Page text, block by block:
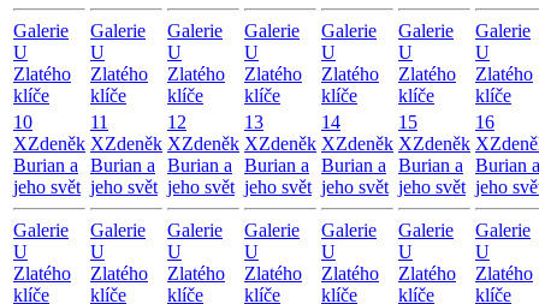
Galerie
U
Zlatého
klíče
Galerie
U
Zlatého
klíče
Galerie
U
Zlatého
klíče
Galerie
U
Zlatého
klíče
Galerie
U
Zlatého
klíče
Galerie
U
Zlatého
klíče
Galerie
U
Zlatého
klíče
10
XZdeněk
Burian a
jeho svět
Galerie
U
Zlatého
klíče
11
XZdeněk
Burian a
jeho svět
Galerie
U
Zlatého
klíče
12
XZdeněk
Burian a
jeho svět
Galerie
U
Zlatého
klíče
13
XZdeněk
Burian a
jeho svět
Galerie
U
Zlatého
klíče
14
XZdeněk
Burian a
jeho svět
Galerie
U
Zlatého
klíče
15
XZdeněk
Burian a
jeho svět
Galerie
U
Zlatého
klíče
16
X
Burian a
jeho
Galerie
U
Zlatého
klíče